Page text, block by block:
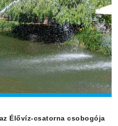
Élővíz-csatorna csobogója